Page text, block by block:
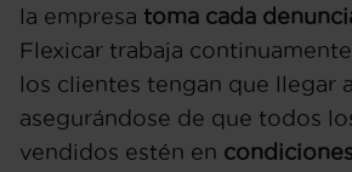
la empresa toma cada
Flexicar trabaja
los clientes tengan que llegar
asegurándose de que todos
vendidos estén en